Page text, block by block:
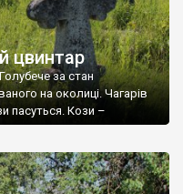
цвинтар
за стан
на околиці. Чагарів
пасуться. Кози –
старих кладовищ,
бо то улюблений
ціла колекція